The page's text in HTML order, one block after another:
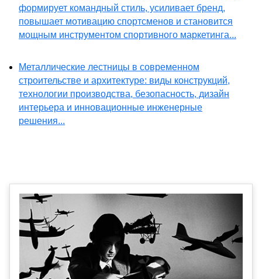
формирует командный стиль, усиливает бренд,
повышает мотивацию спортсменов и становится
мощным инструментом спортивного маркетинга...
Металлические лестницы в современном
строительстве и архитектуре: виды конструкций,
технологии производства, безопасность, дизайн
интерьера и инновационные инженерные
решения...